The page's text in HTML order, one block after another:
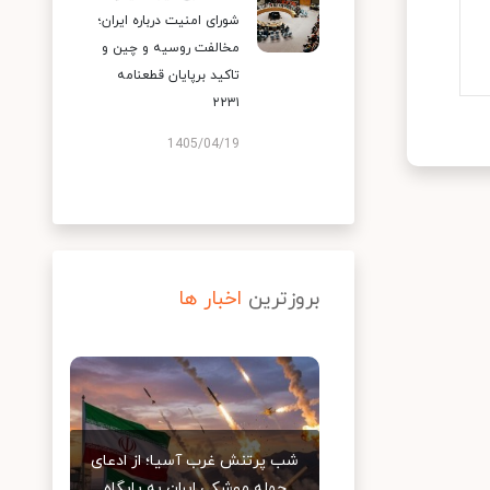
شورای امنیت درباره ایران؛
مخالفت روسیه و چین و
تاکید برپایان قطعنامه
۲۲۳۱
1405/04/19
بروزترین اخبار ها
شب پرتنش غرب آسیا؛ از ادعای